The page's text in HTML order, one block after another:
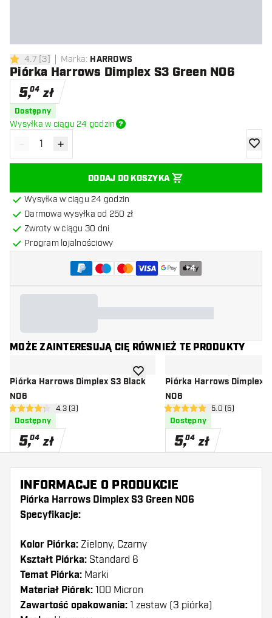
4.7 gwiazdki oceny
4.7 [3] Marka: HARROWS
Piórka Harrows Dimplex S3 Green NO6
5,04 zł
Dostępny
Wysyłka w ciągu 24 godzin
Zmniejsz ilość
- Zwiększ ilość
+
DODAJ DO KOSZYKA
Wysyłka w ciągu 24 godzin
Darmowa wysyłka od 250 zł
Zwroty w ciągu 30 dni
Program lojalnościowy
+4
MOŻE ZAINTERESUJĄ CIĘ RÓWNIEŻ TE PRODUKTY
Piórka Harrows Dimplex S3 Black
NO6
otwórz panel recenzji
4.3 gwiazdki oceny
4.3 (3)
Dostępny
5,04 zł
dodaj do listy życzeń
Piórka Harrows Dimplex
NO6
otwórz panel
5 gwiazdki oceny5.0 (5)
Dostępny
5,04 zł
INFORMACJE O PRODUKCIE
Piórka Harrows Dimplex S3 Green NO6
Specyfikacje:
Kolor Piórka: Zielony, Czarny
Kształt Piórka: Standard 6
Temat Piórka: Marki
Materiał Piórek: 100 Micron
Zawartość opakowania: 1 zestaw (3 piórka)